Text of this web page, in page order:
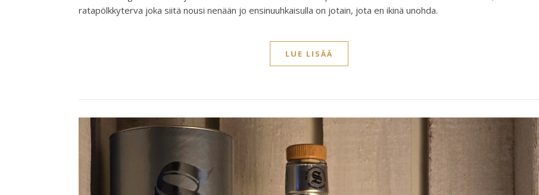
ratapölkkyterva joka siitä nousi nenään jo ensinuuhkaisulla on jotain, jota en ikinä unohda.
LUE LISÄÄ